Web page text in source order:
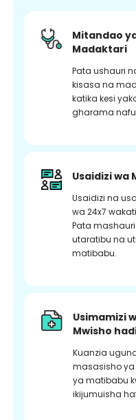
Mitandao
Madaktari
Pata ushauri
kisasa na
katika kesi
gharama
Usaidizi wa
Usaidizi na
wa 24x7
Pata
utaratibu na
matibabu.
Usimamizi
Mwisho
Kuanzia
masasisho
ya matibabu
ikijumuisha